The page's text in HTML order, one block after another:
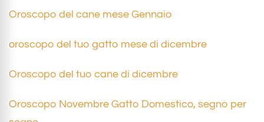
Oroscopo del cane mese Gennaio
oroscopo del tuo gatto mese di dicembre
Oroscopo del tuo cane di dicembre
Oroscopo Novembre Gatto Domestico, segno per